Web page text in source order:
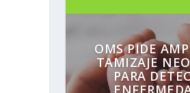
OMS PIDE
TAMIZAJE
PARA